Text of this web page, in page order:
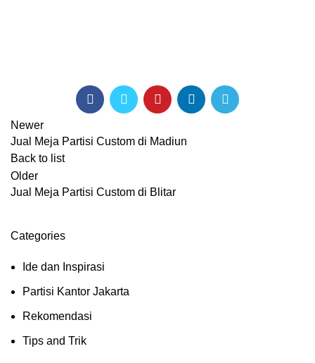
Newer
Jual Meja Partisi Custom di Madiun
Back to list
Older
Jual Meja Partisi Custom di Blitar
Categories
Ide dan Inspirasi
Partisi Kantor Jakarta
Rekomendasi
Tips and Trik